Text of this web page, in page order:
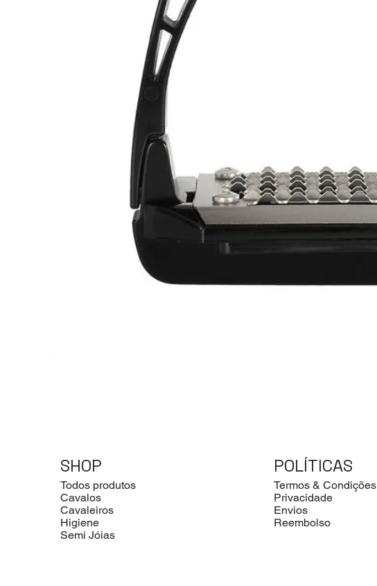
SHOP
Todos produtos
Cavalos
Cavaleiros
Higiene
Semi Jóias
POLÍTICAS
Termos & Condições
Privacidade
Envios
Reembolso